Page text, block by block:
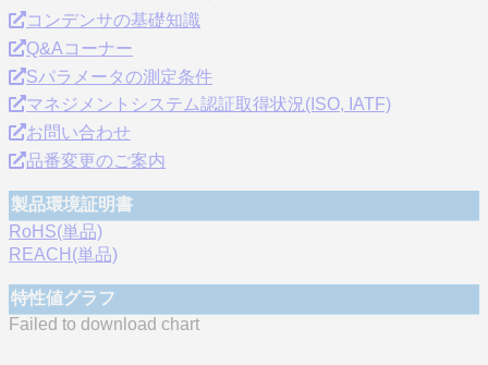
コンデンサの基礎知識
Q&Aコーナー
Sパラメータの測定条件
マネジメントシステム認証取得状況(ISO, IATF)
お問い合わせ
品番変更のご案内
製品環境証明書
RoHS(単品)
REACH(単品)
特性値グラフ
Failed to download chart